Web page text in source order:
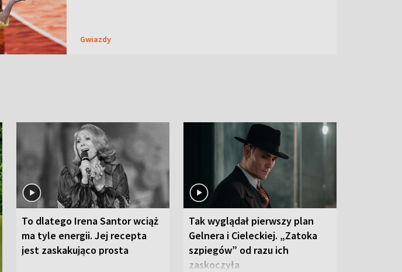
Gwiazdy
To dlatego Irena Santor wciąż
ma tyle energii. Jej recepta
jest zaskakująco prosta
Tak wyglądał pierwszy plan
Gelnera i Cieleckiej. „Zatoka
szpiegów” od razu ich
zaskoczyła